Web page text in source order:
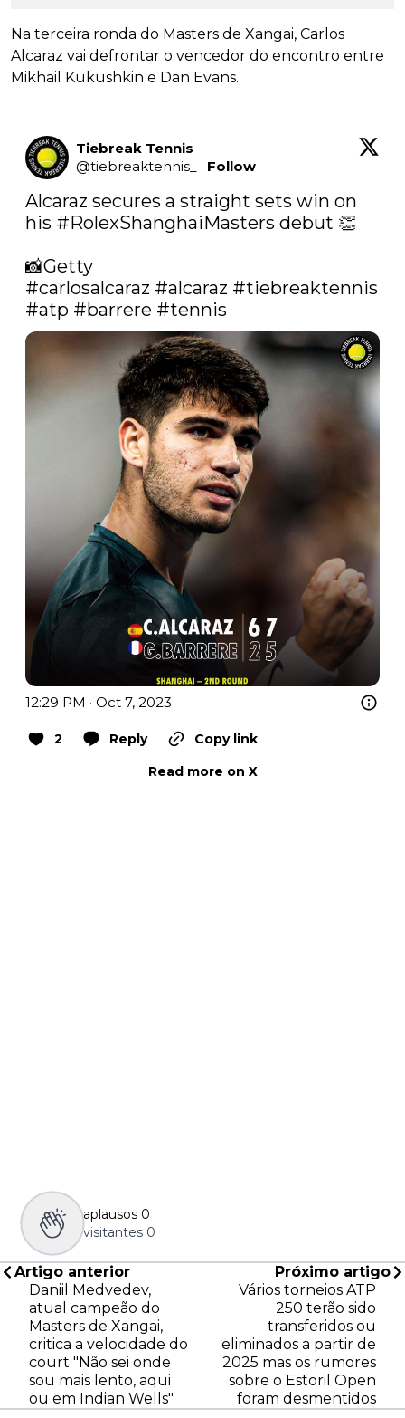
Na terceira ronda do Masters de Xangai, Carlos
Alcaraz vai defrontar o vencedor do encontro entre
Mikhail Kukushkin e Dan Evans.
Tiebreak Tennis
@tiebreaktennis_ · Follow
Alcaraz secures a straight sets win on
his #RolexShanghaiMasters debut 👏
#carlosalcaraz #alcaraz #tiebreaktennis
#atp #barrere #tennis
12:29 PM · Oct 7, 2023
2 Reply
Copy link
Read more on X
aplausos 0
visitantes 0
Artigo anterior
Daniil Medvedev,
atual campeão do
Masters de Xangai,
critica a velocidade do
court "Não sei onde
sou mais lento, aqui
ou em Indian Wells"
Próximo artigo
Vários torneios ATP
250 terão sido
transferidos ou
eliminados a partir de
2025 mas os rumores
sobre o Estoril Open
foram desmentidos